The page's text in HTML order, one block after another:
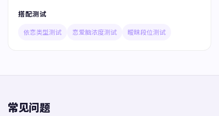
搭配测试
依恋类型测试 恋爱脑浓度测试 暧昧段位测试
常见问题